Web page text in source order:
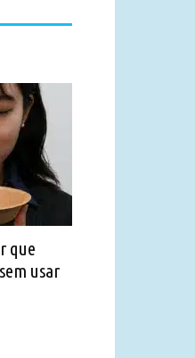
que
usar